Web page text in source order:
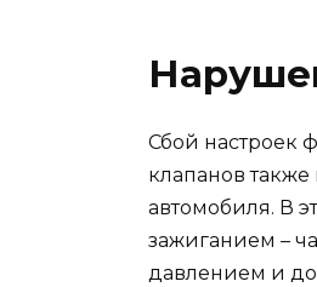
Сбой настроек
клапанов также
автомобиля. В
зажиганием –
давлением и